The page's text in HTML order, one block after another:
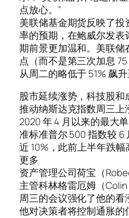
点放心。”
美联储基金期货反映了投
率的预期，在鲍威尔发表
期前景更加温和。美联储
点（而不是第三次加息
从周二的略低于 51% 飙升
股市延续涨势，科技股和
推动纳斯达克指数周三上
2020 年 4 月以来的最大
准标准普尔 500 指数较 6
近 10%，此前上半年跌
更多
资产管理公司荷宝（
主管科林格雷厄姆（Colin
周三的会议强化了他的看
他对决策者将控制通胀的